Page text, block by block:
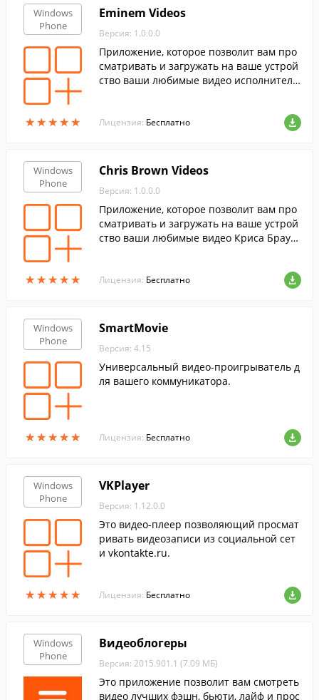
Windows
Phone
★★★★★
★★★★★
Eminem Videos
Версия: 1.0.0.0
Приложение, которое позволит вам про
сматривать и загружать на ваше устрой
ство ваши любимые видео исполнителя
Лицензия: Бесплатно
Windows
Phone
★★★★★
★★★★★
Chris Brown Videos
Версия: 1.0.0.0
Приложение, которое позволит вам про
сматривать и загружать на ваше устрой
ство ваши любимые видео Криса Браун
Лицензия: Бесплатно
Windows
Phone
★★★★★
★★★★★
SmartMovie
Версия: 4.15
Универсальный видео-проигрыватель д
ля вашего коммуникатора.
Лицензия: Бесплатно
Windows
Phone
★★★★★
★★★★★
VKPlayer
Версия: 1.12.0.0
Это видео-плеер позволяющий просмат
ривать видеозаписи из социальной сет
и vkontakte.ru.
Лицензия: Бесплатно
Windows
Phone
Видеоблогеры
Версия: 2015.901.1 (7.09 МБ)
Это приложение позволит вам смотреть
видео лучших фэшн, бьюти, лайф и прос